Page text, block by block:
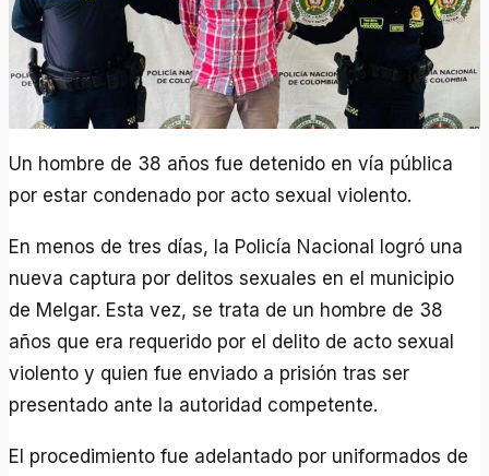
Un hombre de 38 años fue detenido en vía pública
por estar condenado por acto sexual violento.
En menos de tres días, la Policía Nacional logró una
nueva captura por delitos sexuales en el municipio
de Melgar. Esta vez, se trata de un hombre de 38
años que era requerido por el delito de acto sexual
violento y quien fue enviado a prisión tras ser
presentado ante la autoridad competente.
El procedimiento fue adelantado por uniformados de